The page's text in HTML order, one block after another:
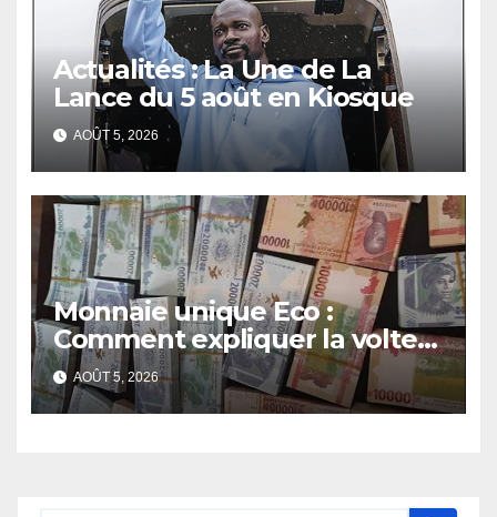
Actualités : La Une de La
Lance du 5 août en Kiosque
AOÛT 5, 2026
Monnaie unique Eco :
Comment expliquer la volte-
face de la Guinée
AOÛT 5, 2026